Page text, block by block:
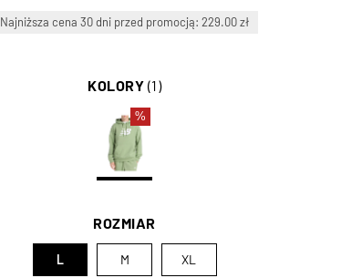
Najniższa cena 30 dni przed promocją: 229.00 zł
KOLORY (1)
%
ROZMIAR
L M XL